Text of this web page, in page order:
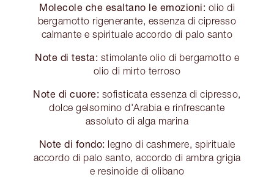
Molecole che esaltano le emozioni: olio di
bergamotto rigenerante, essenza di cipresso
calmante e spirituale accordo di palo santo
Note di testa: stimolante olio di bergamotto e
olio di mirto terroso
Note di cuore: sofisticata essenza di cipresso,
dolce gelsomino d'Arabia e rinfrescante
assoluto di alga marina
Note di fondo: legno di cashmere, spirituale
accordo di palo santo, accordo di ambra grigia
e resinoide di olibano